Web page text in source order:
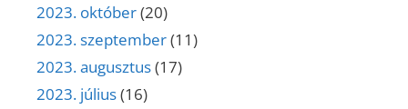
2023. október(20)
2023. szeptember(11)
2023. augusztus(17)
2023. július(16)